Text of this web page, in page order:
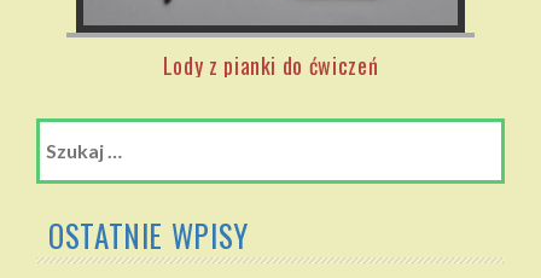
Lody z pianki do ćwiczeń
OSTATNIE WPISY